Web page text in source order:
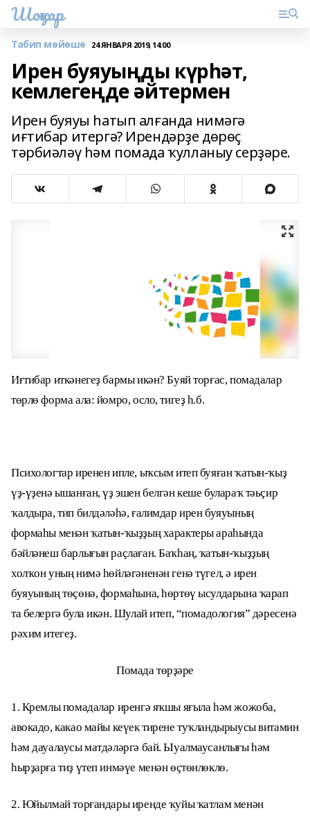
Шоңҡар
Табип мөйөшө 24 ЯНВАРЯ 2019, 14:00
Ирен буяуыңды күрһәт,
кемлегеңде әйтермен
Ирен буяуы һатып алғанда нимәгә
иғтибар итергә? Ирендәрҙе дөрөҫ
тәрбиәләү һәм помада ҡулланыу серҙәре.
Иғтибар иткәнегеҙ бармы икән? Буяй торғас, помадалар
төрлө форма ала: йомро, осло, тигеҙ һ.б.
Психологтар иренен ипле, ыҡсым итеп буяған ҡатын-ҡыҙ
үҙ-үҙенә ышанған, үҙ эшен белгән кеше булараҡ тәьҫир
ҡалдыра, тип билдәләһә, ғалимдар ирен буяуының
формаһы менән ҡатын-ҡыҙҙың характеры араһында
бәйләнеш барлығын раҫлаған. Баҡһаң, ҡатын-ҡыҙҙың
холҡон уның нимә һөйләгәненән генә түгел, ә ирен
буяуының төҫөнә, формаһына, һөртөү ысулдарына ҡарап
та белергә була икән. Шулай итеп, “помадология” дәресенә
рәхим итегеҙ.
Помада төрҙәре
1. Кремлы помадалар иренгә яҡшы яғыла һәм жожоба,
авокадо, какао майы кеүек тирене туҡландырыусы витамин
һәм дауалаусы матдәләргә бай. Ыуалмаусанлығы һәм
һырҙарға тиҙ үтеп инмәүе менән өҫтөнлөклө.
2. Юйылмай торғандары иренде ҡуйы ҡатлам менән